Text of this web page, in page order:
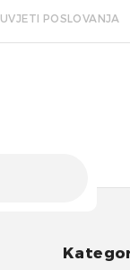
UVJETI POSLOVANJA